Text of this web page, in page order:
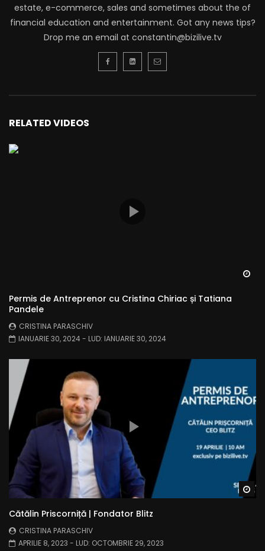
estate, e-commerce, sales and sometimes about the of
financial education and entertainment. Got any news tips?
Drop me an email at constantin@bizilive.tv
RELATED VIDEOS
Permis de Antreprenor cu Cristina Chiriac și Tatiana
Pandele
CRISTINA PARASCHIV
IANUARIE 30, 2024- LUD: IANUARIE 30, 2024
Cătălin Priscorniță | Fondator Blitz
CRISTINA PARASCHIV
APRILIE 8, 2023 - LUD: OCTOMBRIE 29, 2023